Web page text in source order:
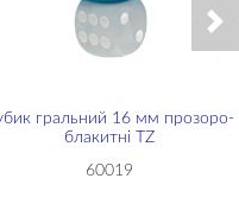
гральний 16 мм прозоро-
блакитні TZ
60019